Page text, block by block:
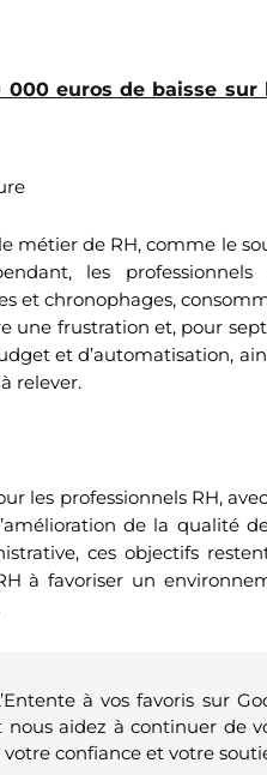
euros de baisse sur
métier de RH, comme le
les professionnels
et chronophages,
une frustration et, pour
et d’automatisation,
relever.
les professionnels RH,
de la qualité
ces objectifs
à favoriser un
à vos favoris sur
aidez à continuer de
confiance et votre